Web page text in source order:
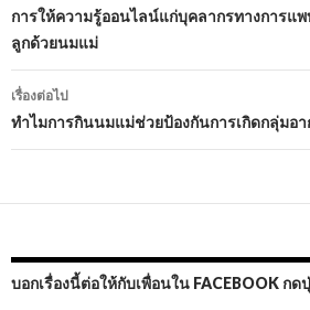
นำทาง
เรื่อง
การให้ความรู้ออนไลน์แก่บุคลากรทางการแ
ลูกด้วยนมแม่
เรื่องต่อไป
ทำไมการกินนมแม่ช่วยป้องกันการเกิดกลุ่มอา
บอกเรื่องนี้ต่อให้กับเพื่อนใน FACEBOOK กด